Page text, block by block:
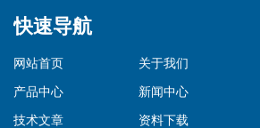
快速导航
网站首页
关于我们
产品中心
新闻中心
技术文章
资料下载